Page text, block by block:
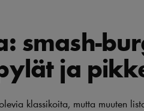
smash-
ja
klassikoita, mutta muuten